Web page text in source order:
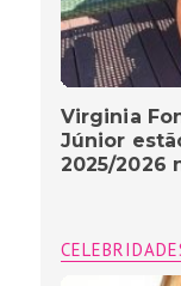
Virginia
Júnior
2025/2026